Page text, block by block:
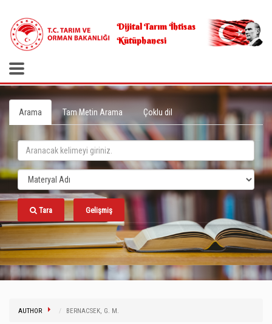
Dijital Tarım İhtisas
Kütüphanesi
Arama Tam Metin Arama Çoklu dil
Tara Gelişmiş
AUTHOR BERNACSEK, G. M.